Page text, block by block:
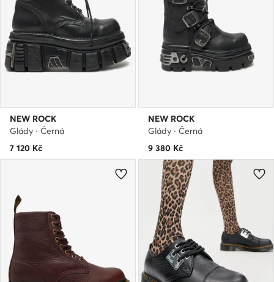
NEW ROCK
Glády · Černá
7 120 Kč
NEW ROCK
Glády · Černá
9 380 Kč